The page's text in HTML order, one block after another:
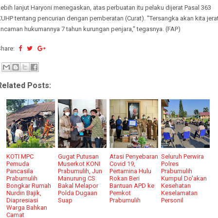
lanjut Haryoni menegaskan, atas perbuatan itu pelaku dijerat Pasal 363
tentang pencurian dengan pemberatan (Curat). "Tersangka akan kita
hukumannya 7 tahun kurungan penjara," tegasnya. (FAP)
Posts:
KOTI MPC
Pemuda
Pancasila
Prabumulih
Bongkar Rumah
Nurdin Bajik,
Diapresiasi
Warga Bahkan
Camat
Gugat Putusan
Muserkot KONI
Prabumulih, Jun
Manurung CS
Bakal Melapor
Polda Dugaan
Suap
Atasi Penyebaran
Covid 19,
Pertamina Hulu
Rokan Beri
Bantuan APD ke
Pemkot
Prabumulih
Seluruh Perwira
Polres
Prabumulih
Kumpul Do'akan
Kesehatan
Keselamatan
Personil